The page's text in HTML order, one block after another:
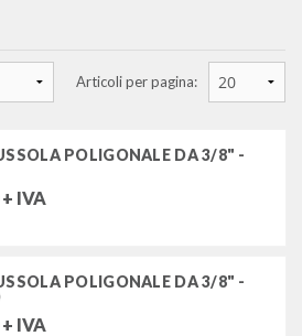
1/4"
3/8"
1/2"
Articoli per pagina:
POLIGONALE DA 3/8" -
IVA
POLIGONALE DA 3/8" -
IVA